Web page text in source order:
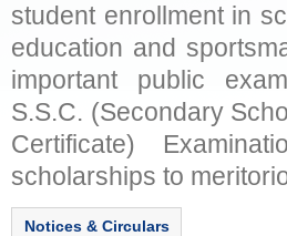
student enrollment in
education and
important public
S.S.C. (Secondary
Certificate)
scholarships to
Notices & Circulars